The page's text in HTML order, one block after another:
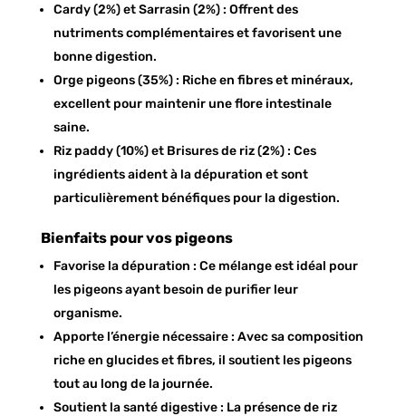
Cardy (2%) et Sarrasin (2%) : Offrent des
nutriments complémentaires et favorisent une
bonne digestion.
Orge pigeons (35%) : Riche en fibres et minéraux,
excellent pour maintenir une flore intestinale
saine.
Riz paddy (10%) et Brisures de riz (2%) : Ces
ingrédients aident à la dépuration et sont
particulièrement bénéfiques pour la digestion.
Bienfaits pour vos pigeons
Favorise la dépuration : Ce mélange est idéal pour
les pigeons ayant besoin de purifier leur
organisme.
Apporte l’énergie nécessaire : Avec sa composition
riche en glucides et fibres, il soutient les pigeons
tout au long de la journée.
Soutient la santé digestive : La présence de riz